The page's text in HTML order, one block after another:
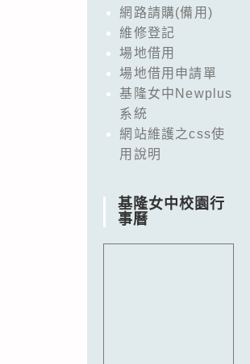
網路請購(備用)
維修登記
場地借用
場地借用申請單
基隆女中Newplus
系統
網站維護之css使
用說明
基隆女中校園行
事曆